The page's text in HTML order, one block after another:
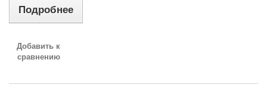
Подробнее
Добавить к
сравнению